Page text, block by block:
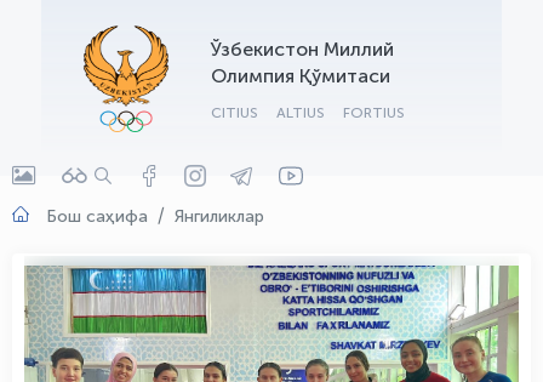
Ўзбекистон Миллий
Олимпия Қўмитаси
CITIUS ALTIUS FORTIUS
Бош саҳифа Янгиликлар
OLYMPCHIK AI - yordamchi
Онлайн · olympic.uz